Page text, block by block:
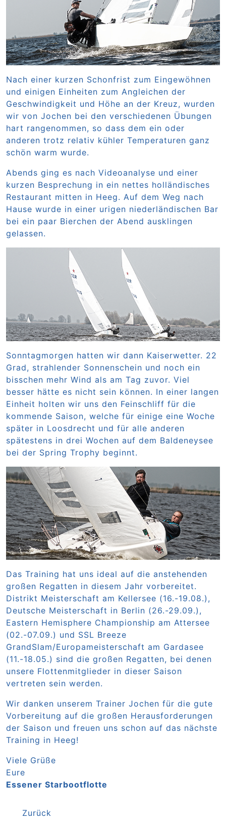
Nach einer kurzen Schonfrist zum Eingewöhnen
und einigen Einheiten zum Angleichen der
Geschwindigkeit und Höhe an der Kreuz, wurden
wir von Jochen bei den verschiedenen Übungen
hart rangenommen, so dass dem ein oder
anderen trotz relativ kühler Temperaturen ganz
schön warm wurde.
Abends ging es nach Videoanalyse und einer
kurzen Besprechung in ein nettes holländisches
Restaurant mitten in Heeg. Auf dem Weg nach
Hause wurde in einer urigen niederländischen Bar
bei ein paar Bierchen der Abend ausklingen
gelassen.
Sonntagmorgen hatten wir dann Kaiserwetter. 22
Grad, strahlender Sonnenschein und noch ein
bisschen mehr Wind als am Tag zuvor. Viel
besser hätte es nicht sein können. In einer langen
Einheit holten wir uns den Feinschliff für die
kommende Saison, welche für einige eine Woche
später in Loosdrecht und für alle anderen
spätestens in drei Wochen auf dem Baldeneysee
bei der Spring Trophy beginnt.
Das Training hat uns ideal auf die anstehenden
großen Regatten in diesem Jahr vorbereitet.
Distrikt Meisterschaft am Kellersee (16.-19.08.),
Deutsche Meisterschaft in Berlin (26.-29.09.),
Eastern Hemisphere Championship am Attersee
(02.-07.09.) und SSL Breeze
GrandSlam/Europameisterschaft am Gardasee
(11.-18.05.) sind die großen Regatten, bei denen
unsere Flottenmitglieder in dieser Saison
vertreten sein werden.
Wir danken unserem Trainer Jochen für die gute
Vorbereitung auf die großen Herausforderungen
der Saison und freuen uns schon auf das nächste
Training in Heeg!
Viele Grüße
Eure
Essener Starbootflotte
Zurück